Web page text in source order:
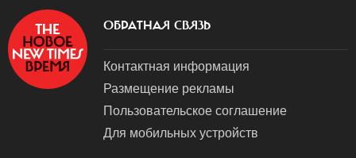
ОБРАТНАЯ СВЯЗЬ
Контактная информация
Размещение рекламы
Пользовательское соглашение
Для мобильных устройств